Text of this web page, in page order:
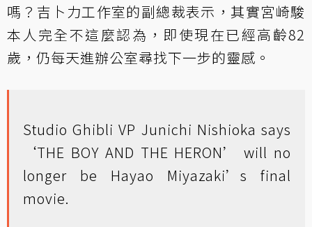
嗎？吉卜力工作室的副總裁表示，其實宮崎駿
本人完全不這麼認為，即使現在已經高齡82
歲，仍每天進辦公室尋找下一步的靈感。
Studio Ghibli VP Junichi Nishioka says
‘THE BOY AND THE HERON’ will no
longer be Hayao Miyazaki’s final
movie.